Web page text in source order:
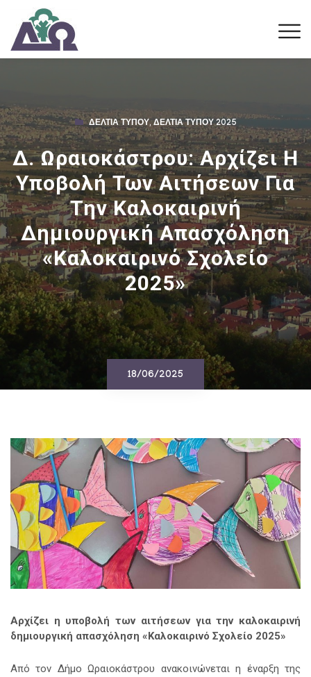
ΔΕΛΤΊΑ ΤΎΠΟΥ, ΔΕΛΤΊΑ ΤΎΠΟΥ 2025
Δ. Ωραιοκάστρου: Αρχίζει Η
Υποβολή Των Αιτήσεων Για
Την Καλοκαιρινή
Δημιουργική Απασχόληση
«Καλοκαιρινό Σχολείο
2025»
18/06/2025
Αρχίζει η υποβολή των αιτήσεων για την καλοκαιρινή
δημιουργική απασχόληση «Καλοκαιρινό Σχολείο 2025»
Από τον Δήμο Ωραιοκάστρου ανακοινώνεται η έναρξη της